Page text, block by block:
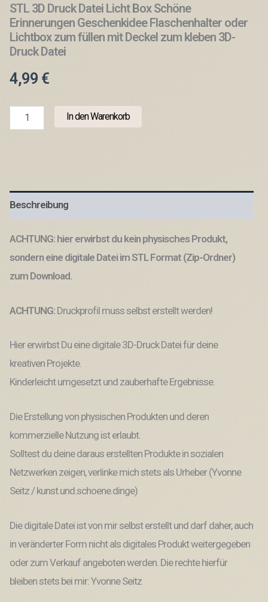
STL 3D Druck Datei Licht Box Schöne
Erinnerungen Geschenkidee Flaschenhalter oder
Lichtbox zum füllen mit Deckel zum kleben 3D-
Druck Datei
4,99 €
Erinnerungen
Geschenkidee
Lichtbox
zum
mit
kleben
Datei
Menge
In den Warenkorb
Beschreibung
ACHTUNG: hier erwirbst du kein physisches Produkt,
sondern eine digitale Datei im STL Format (Zip-Ordner)
zum Download.
ACHTUNG: Druckprofil muss selbst erstellt werden!
Hier erwirbst Du eine digitale 3D-Druck Datei für deine
kreativen Projekte.
Kinderleicht umgesetzt und zauberhafte Ergebnisse.
Die Erstellung von physischen Produkten und deren
kommerzielle Nutzung ist erlaubt.
Solltest du deine daraus erstellten Produkte in sozialen
Netzwerken zeigen, verlinke mich stets als Urheber (Yvonne
Seitz / kunst.und.schoene.dinge)
Die digitale Datei ist von mir selbst erstellt und darf daher, auch
in veränderter Form nicht als digitales Produkt weitergegeben
oder zum Verkauf angeboten werden. Die rechte hierfür
bleiben stets bei mir: Yvonne Seitz